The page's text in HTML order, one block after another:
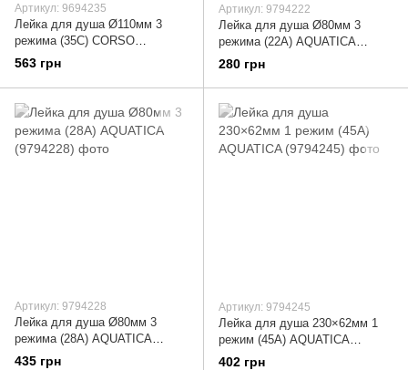
Артикул: 9694235
Лейка для душа Ø110мм 3
режима (35C) CORSO
(9694235)
563 грн
Артикул: 9794222
Лейка для душа Ø80мм 3
режима (22A) AQUATICA
(9794222)
280 грн
Артикул: 9794228
Лейка для душа Ø80мм 3
режима (28A) AQUATICA
(9794228)
435 грн
Артикул: 9794245
Лейка для душа 230×62мм 1
режим (45A) AQUATICA
(9794245)
402 грн